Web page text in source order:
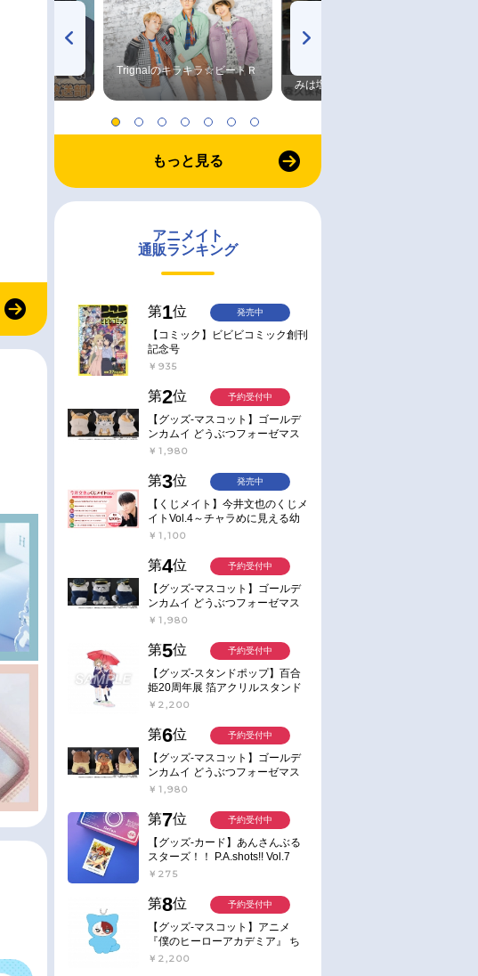
Trignalのキラキラ☆ビートＲ
みは塩だけ
もっと見る
アニメイト
通販ランキング
第1位
【コミック】ビビビコミック創刊
記念号
￥935
発売中
第2位
【グッズ-マスコット】ゴールデ
ンカムイ どうぶつフォーゼマス
コット 4.尾形百之助【再販】
￥1,980
予約受付中
第3位
【くじメイト】今井文也のくじメ
イトVol.4～チャラめに見える幼
馴染、実は一途で独占欲が強いん
￥1,100
発売中
第4位
【グッズ-マスコット】ゴールデ
ンカムイ どうぶつフォーゼマス
コット 5.月島軍曹【再販】
￥1,980
予約受付中
第5位
【グッズ-スタンドポップ】百合
姫20周年展 箔アクリルスタンド
E：あおのなち
￥2,200
予約受付中
第6位
【グッズ-マスコット】ゴールデ
ンカムイ どうぶつフォーゼマス
コット 6.鯉登少尉【再販】
￥1,980
予約受付中
第7位
【グッズ-カード】あんさんぶる
スターズ！！ P.A.shots!! Vol.7
Action
￥275
予約受付中
第8位
【グッズ-マスコット】アニメ
『僕のヒーローアカデミア』 ち
みけもますこっと 7.轟凍焦
￥2,200
予約受付中